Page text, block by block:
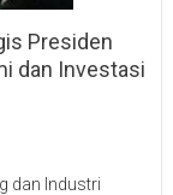
Presiden
dan Investasi
dan Industri